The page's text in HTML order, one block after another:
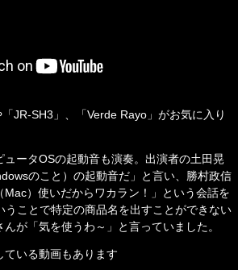
JR-SH3」、「Verde Rayo」がお気に入り
ータOSの起動音も演奏。出演者の土田晃
のこと）の起動音だ」と言い、勝村政信
Mac）使いだからワカラン！」という会話を
うことで特定の商品名を出すことができない
が「気を使うわ～」と言っていました。
いる動画もあります